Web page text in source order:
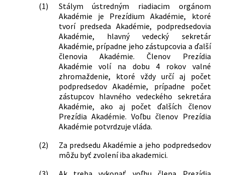
(1)
Stálym ústredným riadiacim orgánom
Akadémie je Prezídium Akadémie, ktoré
tvorí predseda Akadémie, podpredsedovia
Akadémie, hlavný vedecký sekretár
Akadémie, prípadne jeho zástupcovia a ďalší
členovia Akadémie. Členov Prezídia
Akadémie volí na dobu 4 rokov valné
zhromaždenie, ktoré vždy určí aj počet
podpredsedov Akadémie, prípadne počet
zástupcov hlavného vedeckého sekretára
Akadémie, ako aj počet ďalších členov
Prezídia Akadémie. Voľbu členov Prezídia
Akadémie potvrdzuje vláda.
(2)
Za predsedu Akadémie a jeho podpredsedov
môžu byť zvolení iba akademici.